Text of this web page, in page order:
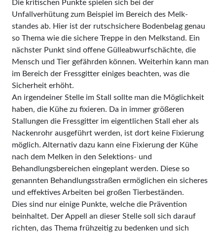
Die kritischen Punkte spielen sich bei der
Unfallverhütung zum Beispiel im Bereich des Melk­
standes ab. Hier ist der rutschsichere Bodenbelag genau
so Thema wie die sichere Treppe in den Melkstand. Ein
nächster Punkt sind offene Gülleabwurfschächte, die
Mensch und Tier gefährden können. Weiterhin kann man
im Bereich der Fressgitter einiges beachten, was die
Sicherheit erhöht.
An irgendeiner Stelle im Stall sollte man die Möglichkeit
haben, die Kühe zu fixieren. Da in immer größeren
Stallungen die Fressgitter im eigentlichen Stall eher als
Nackenrohr ausgeführt werden, ist dort keine Fixierung
möglich. Alternativ dazu kann eine Fixierung der Kühe
nach dem Melken in den Selektions- und
Behandlungsbereichen eingeplant werden. Diese so
genannten Behandlungsstraßen ermöglichen ein sicheres
und effektives Arbeiten bei großen Tierbeständen.
Dies sind nur einige Punkte, welche die Prävention
beinhaltet. Der Appell an dieser Stelle soll sich darauf
richten, das Thema frühzeitig zu bedenken und sich